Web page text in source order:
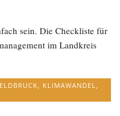
sein. Die Checkliste für
im Landkreis
KLIMAWANDEL